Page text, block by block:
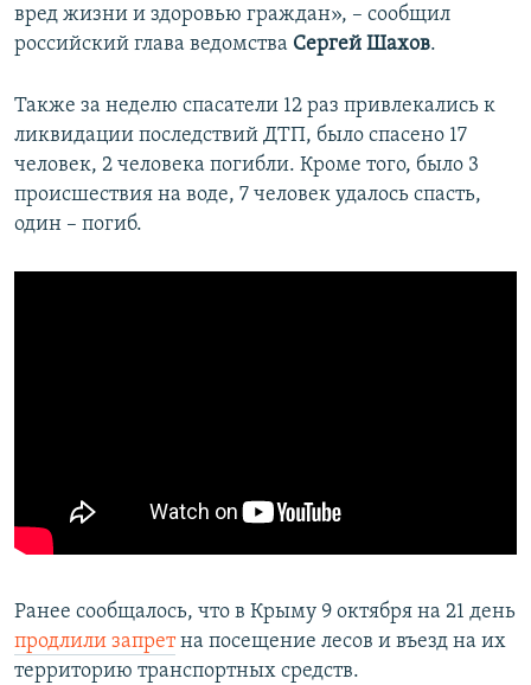
вред жизни и здоровью граждан», – сообщил
российский глава ведомства Сергей Шахов.
Также за неделю спасатели 12 раз привлекались к
ликвидации последствий ДТП, было спасено 17
человек, 2 человека погибли. Кроме того, было 3
происшествия на воде, 7 человек удалось спасть,
один – погиб.
Ранее сообщалось, что в Крыму 9 октября на 21 день
продлили запретна посещение лесов и въезд на их
территорию транспортных средств.